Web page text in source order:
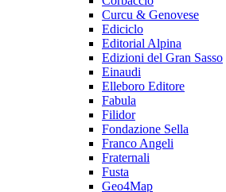
Curcu & Genovese
Ediciclo
Editorial Alpina
Edizioni del Gran Sasso
Einaudi
Elleboro Editore
Fabula
Filidor
Fondazione Sella
Franco Angeli
Fraternali
Fusta
Geo4Map